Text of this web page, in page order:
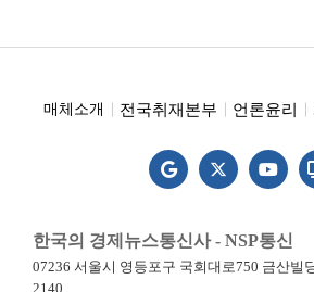
매체소개 전국취재본부 언론윤리
한국의 경제뉴스통신사 - NSP통신
07236 서울시 영등포구 국회대로750 금산빌
2140